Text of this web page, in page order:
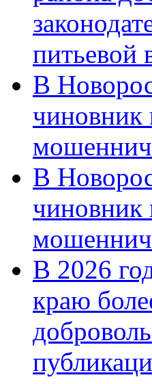
питьевой
В
чиновник
В
чиновник
В 2026
краю